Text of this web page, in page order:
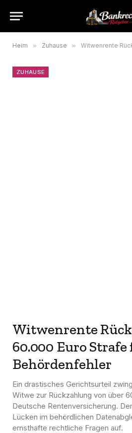
Heim » Zuhause » Witwenrente
ZUHAUSE
Witwenrente
60.000 Euro Strafe
Behördenfehler
Ein drastisches Gerichtsurteil
Witwe zur Rückzahlung von über
Deutsche Rentenversicherung.
Lücken im behördlichen
ernsthafte rechtliche Fragen auf.